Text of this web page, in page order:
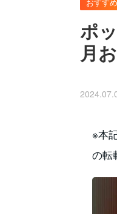
ポ
月
※本
の転